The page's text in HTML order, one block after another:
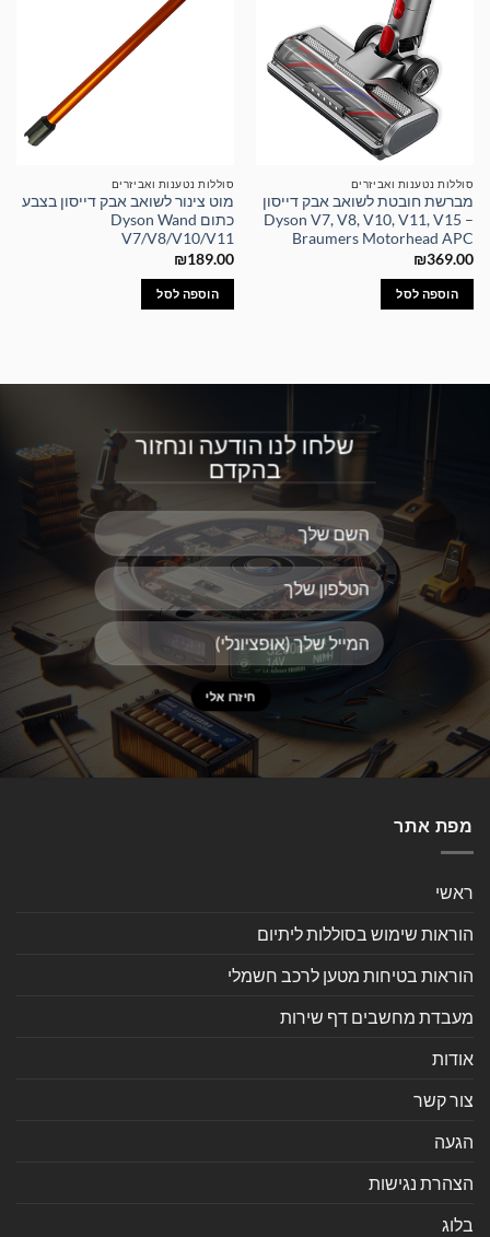
סוללות נטענות ואביזרים
מברשת חובטת לשואב אבק דייסון
Dyson V7, V8, V10, V11, V15 –
Braumers Motorhead APC
₪369.00
הוספה לסל
סוללות נטענות ואביזרים
מוט צינור לשואב אבק דייסון בצבע
כתום Dyson Wand
V7/V8/V10/V11
₪189.00
הוספה לסל
שלחו לנו הודעה ונחזור
בהקדם
מפת אתר
ראשי
הוראות שימוש בסוללות ליתיום
הוראות בטיחות מטען לרכב חשמלי
מעבדת מחשבים דף שירות
אודות
צור קשר
הגעה
הצהרת נגישות
בלוג